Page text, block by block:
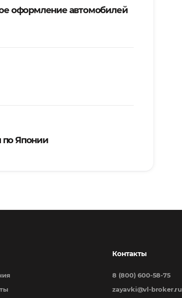
оформление автомобилей
по Японии
Контакты
8 (800) 600-58-75
zayavki@vl-broker.ru